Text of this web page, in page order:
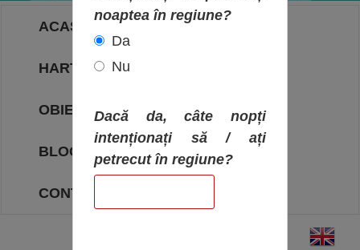
ACASA
HARTA OBIECTIVELOR
OBIECTIVE
BLOG
CONTACT
noaptea în regiune?
Da
Nu
Dacă da, câte nopți
intenționați să / ați
petrecut în regiune?